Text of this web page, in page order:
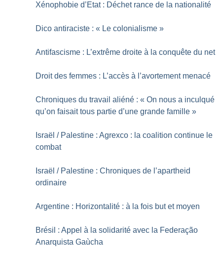
Xénophobie d’Etat : Déchet rance de la nationalité
Dico antiraciste : « Le colonialisme »
Antifascisme : L’extrême droite à la conquête du net
Droit des femmes : L’accès à l’avortement menacé
Chroniques du travail aliéné : « On nous a inculqué
qu’on faisait tous partie d’une grande famille »
Israël / Palestine : Agrexco : la coalition continue le
combat
Israël / Palestine : Chroniques de l’apartheid
ordinaire
Argentine : Horizontalité : à la fois but et moyen
Brésil : Appel à la solidarité avec la Federação
Anarquista Gaùcha